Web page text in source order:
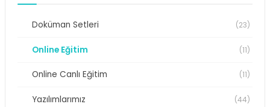
Doküman Setleri (23)
Online Eğitim (11)
Online Canlı Eğitim (11)
Yazılımlarımız (44)